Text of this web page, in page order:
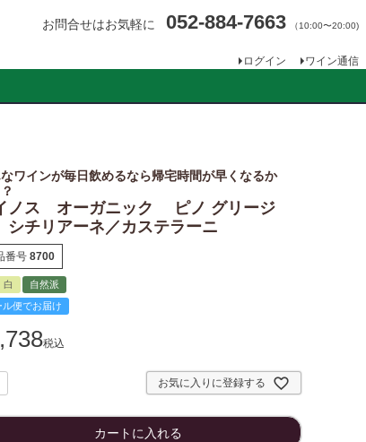
お問合せはお気軽に 052-884-7663 （10:00〜20:00)
ログイン ワイン通信
ワインが毎日飲めるなら帰宅時間が早くなるか
ノス オーガニック ピノ グリージ
チリアーネ／カステラーニ
番号 8700
白
自然派
ル便でお届け
税込
お気に入りに登録する
カートに入れる